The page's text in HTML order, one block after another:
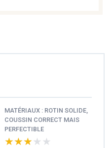
MATÉRIAUX : ROTIN SOLIDE,
COUSSIN CORRECT MAIS
PERFECTIBLE
★★★★★
★★★★★